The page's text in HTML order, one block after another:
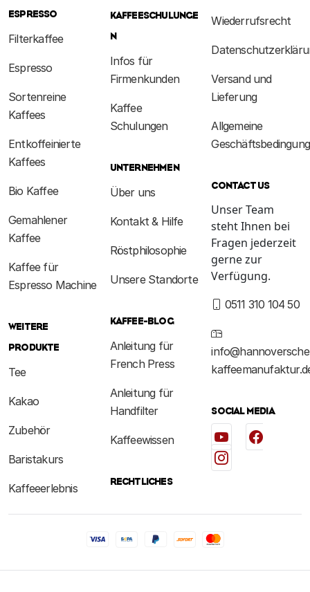
ESPRESSO
Filterkaffee
Espresso
Sortenreine
Kaffees
Entkoffeinierte
Kaffees
Bio Kaffee
Gemahlener
Kaffee
Kaffee für
Espresso Machine
WEITERE
PRODUKTE
Tee
Kakao
Zubehör
Baristakurs
Kaffeeerlebnis
KAFFEESCHULUNGE
N
Infos für
Firmenkunden
Kaffee
Schulungen
UNTERNEHMEN
Über uns
Kontakt & Hilfe
Röstphilosophie
Unsere Standorte
KAFFEE-BLOG
Anleitung für
French Press
Anleitung für
Handfilter
Kaffeewissen
RECHTLICHES
Wiederrufsrecht
Versand und
Lieferung
Allgemeine
CONTACT US
Unser Team
steht Ihnen bei
Fragen jederzeit
gerne zur
Verfügung.
0511 310 104 50
SOCIAL MEDIA